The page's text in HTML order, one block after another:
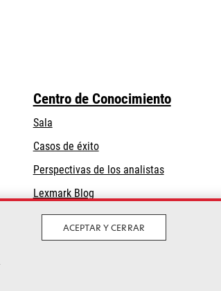
Centro de Conocimiento
Sala
Casos de éxito
Perspectivas de los analistas
Lexmark Blog
ACEPTAR Y CERRAR